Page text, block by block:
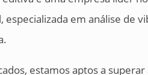
em análise de
estamos aptos a